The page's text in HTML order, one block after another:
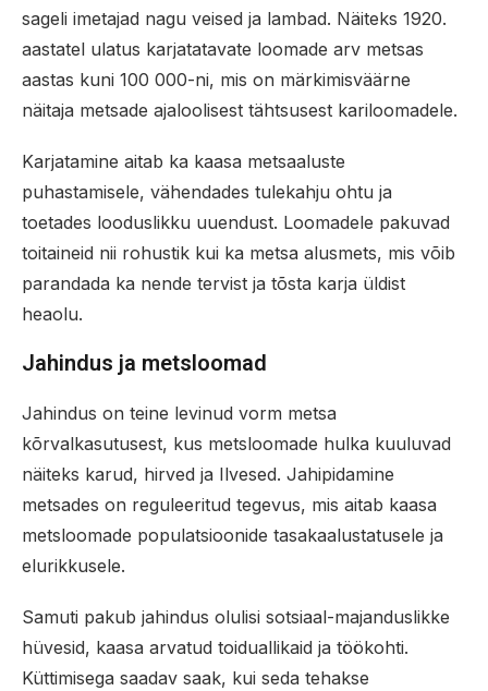
sageli imetajad nagu veised ja lambad. Näiteks 1920.
aastatel ulatus karjatatavate loomade arv metsas
aastas kuni 100 000-ni, mis on märkimisväärne
näitaja metsade ajaloolisest tähtsusest kariloomadele.
Karjatamine aitab ka kaasa metsaaluste
puhastamisele, vähendades tulekahju ohtu ja
toetades looduslikku uuendust. Loomadele pakuvad
toitaineid nii rohustik kui ka metsa alusmets, mis võib
parandada ka nende tervist ja tõsta karja üldist
heaolu.
Jahindus ja metsloomad
Jahindus on teine levinud vorm metsa
kõrvalkasutusest, kus metsloomade hulka kuuluvad
näiteks karud, hirved ja Ilvesed. Jahipidamine
metsades on reguleeritud tegevus, mis aitab kaasa
metsloomade populatsioonide tasakaalustatusele ja
elurikkusele.
Samuti pakub jahindus olulisi sotsiaal-majanduslikke
hüvesid, kaasa arvatud toiduallikaid ja töökohti.
Küttimisega saadav saak, kui seda tehakse